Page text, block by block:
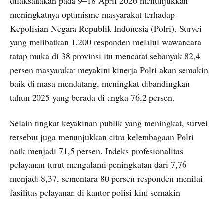
meningkatnya optimisme masyarakat terhadap
Kepolisian Negara Republik Indonesia (Polri). Survei
yang melibatkan 1.200 responden melalui wawancara
tatap muka di 38 provinsi itu mencatat sebanyak 82,4
persen masyarakat meyakini kinerja Polri akan semakin
baik di masa mendatang, meningkat dibandingkan
tahun 2025 yang berada di angka 76,2 persen.
Selain tingkat keyakinan publik yang meningkat, survei
tersebut juga menunjukkan citra kelembagaan Polri
naik menjadi 71,5 persen. Indeks profesionalitas
pelayanan turut mengalami peningkatan dari 7,76
menjadi 8,37, sementara 80 persen responden menilai
fasilitas pelayanan di kantor polisi kini semakin